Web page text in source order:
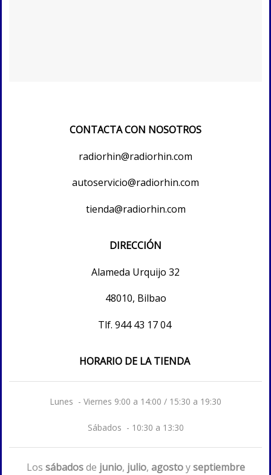
CONTACTA CON NOSOTROS
radiorhin@radiorhin.com
autoservicio@radiorhin.com
tienda@radiorhin.com
DIRECCIÓN
Alameda Urquijo 32
48010, Bilbao
Tlf. 944 43 17 04
HORARIO DE LA TIENDA
Lunes - Viernes 9:00 a 14:00 / 15:30 a 19:30
Sábados - 10:30 a 13:30
Los sábadosde junio, julio, agostoyseptiembre